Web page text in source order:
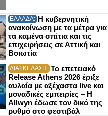
ΕΛΛΑΔΑ: Η κυβερνητική
ανακοίνωση με τα μέτρα για
τα καμένα σπίτια και τις
επιχειρήσεις σε Αττική και
Βοιωτία
ΔΙΑΣΚΕΔΑΣΗ: Το επετειακό
Release Athens 2026 έριξε
αυλαία με αξέχαστα live και
μοναδικές εμπειρίες – Η
Allwyn έδωσε τον δικό της
ρυθμό στο φεστιβάλ